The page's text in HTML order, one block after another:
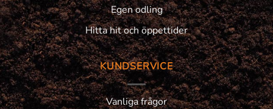
Egen odling
Hitta hit och öppettider
KUNDSERVICE
Vanliga frågor